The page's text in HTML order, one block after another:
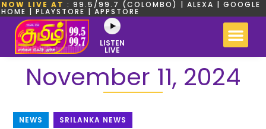
NOW LIVE AT : 99.5/99.7 (COLOMBO) | ALEXA | GOOGLE
HOME | PLAYSTORE | APPSTORE
LISTEN
LIVE
November 11, 2024
NEWS SRILANKA NEWS